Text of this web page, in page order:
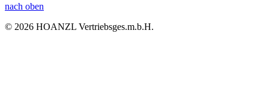
nach oben
© 2026 HOANZL Vertriebsges.m.b.H.